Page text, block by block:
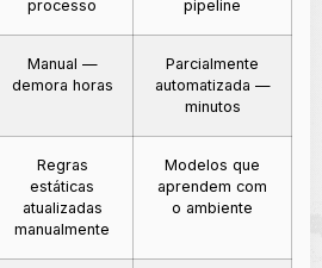
processo
pipeline
Manual —
demora horas
Parcialmente
automatizada —
minutos
Regras
estáticas
atualizadas
manualmente
Modelos que
aprendem com
o ambiente